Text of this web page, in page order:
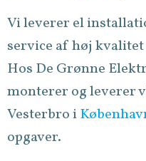
Vi leverer el
service af høj
Hos De Grønne
monterer og leverer
Vesterbro i
opgaver.